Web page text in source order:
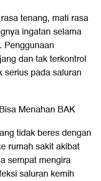
tenang, mati rasa
ingatan selama
Penggunaan
dan tak terkontrol
serius pada saluran
Menahan BAK
tidak beres dengan
rumah sakit akibat
sempat mengira
saluran kemih